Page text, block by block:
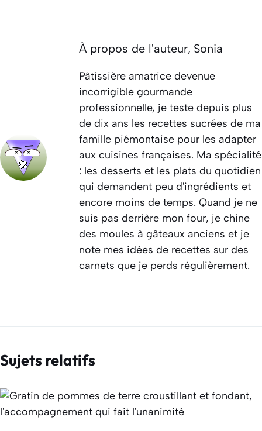
À propos de l'auteur, Sonia
Pâtissière amatrice devenue
incorrigible gourmande
professionnelle, je teste depuis plus
de dix ans les recettes sucrées de ma
famille piémontaise pour les adapter
aux cuisines françaises. Ma spécialité
: les desserts et les plats du quotidien
qui demandent peu d'ingrédients et
encore moins de temps. Quand je ne
suis pas derrière mon four, je chine
des moules à gâteaux anciens et je
note mes idées de recettes sur des
carnets que je perds régulièrement.
Sujets relatifs